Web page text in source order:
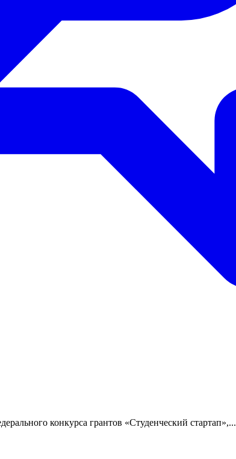
конкурса грантов «Студенческий стартап»,...